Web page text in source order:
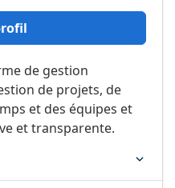
de gestion
de projets, de
et des équipes et
et transparente.